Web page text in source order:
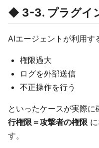
◆ 3-3. プラグイ
AIエージェントが利用す
権限過大
ログを外部送信
不正操作を行う
といったケースが実際に
行権限＝攻撃者の権限
す。